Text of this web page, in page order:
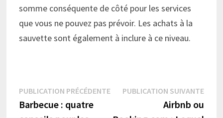
somme conséquente de côté pour les services
que vous ne pouvez pas prévoir. Les achats à la
sauvette sont également à inclure à ce niveau.
Navigation
de
PUBLICATION PRÉCÉDENTEPublication
Barbecue : quatre
PUBLICATION SUIVANTE
Airbnb ou